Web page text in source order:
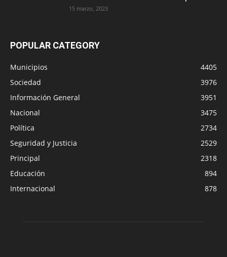
15 marzo, 2023
POPULAR CATEGORY
Municipios
4405
Sociedad
3976
Información General
3951
Nacional
3475
Política
2734
Seguridad y Justicia
2529
Principal
2318
Educación
894
Internacional
878